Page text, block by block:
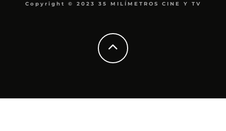
Copyright © 2023 35 MILÍMETROS CINE Y TV